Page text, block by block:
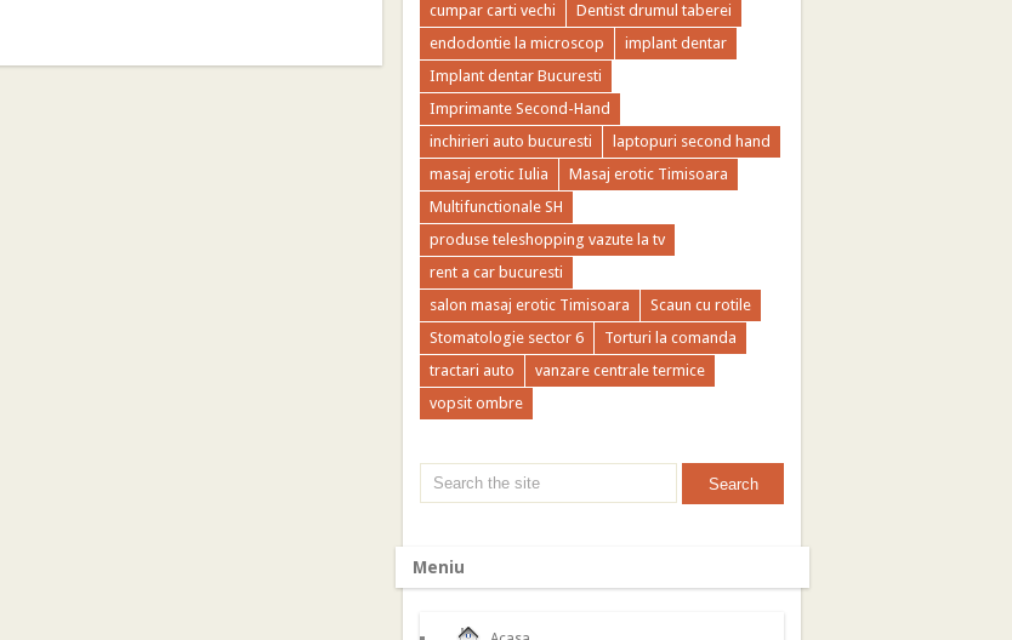
cumpar carti vechi
Dentist drumul taberei
endodontie la microscop
implant dentar
Implant dentar Bucuresti
Imprimante Second-Hand
inchirieri auto bucuresti
laptopuri second hand
masaj erotic Iulia
Masaj erotic Timisoara
Multifunctionale SH
produse teleshopping vazute la tv
rent a car bucuresti
salon masaj erotic Timisoara
Scaun cu rotile
Stomatologie sector 6
Torturi la comanda
tractari auto
vanzare centrale termice
vopsit ombre
Meniu